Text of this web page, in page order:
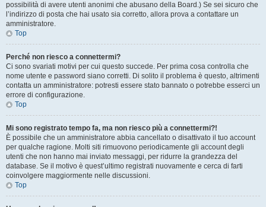
possibilità di avere utenti anonimi che abusano della Board.) Se sei sicuro che
l’indirizzo di posta che hai usato sia corretto, allora prova a contattare un
amministratore.
Top
Perché non riesco a connettermi?
Ci sono svariati motivi per cui questo succede. Per prima cosa controlla che
nome utente e password siano corretti. Di solito il problema è questo, altrimenti
contatta un amministratore: potresti essere stato bannato o potrebbe esserci un
errore di configurazione.
Top
Mi sono registrato tempo fa, ma non riesco più a connettermi?!
È possibile che un amministratore abbia cancellato o disattivato il tuo account
per qualche ragione. Molti siti rimuovono periodicamente gli account degli
utenti che non hanno mai inviato messaggi, per ridurre la grandezza del
database. Se il motivo è quest’ultimo registrati nuovamente e cerca di farti
coinvolgere maggiormente nelle discussioni.
Top